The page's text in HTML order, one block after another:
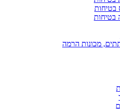
בטיחות
בטיחות
מכונות הרמה